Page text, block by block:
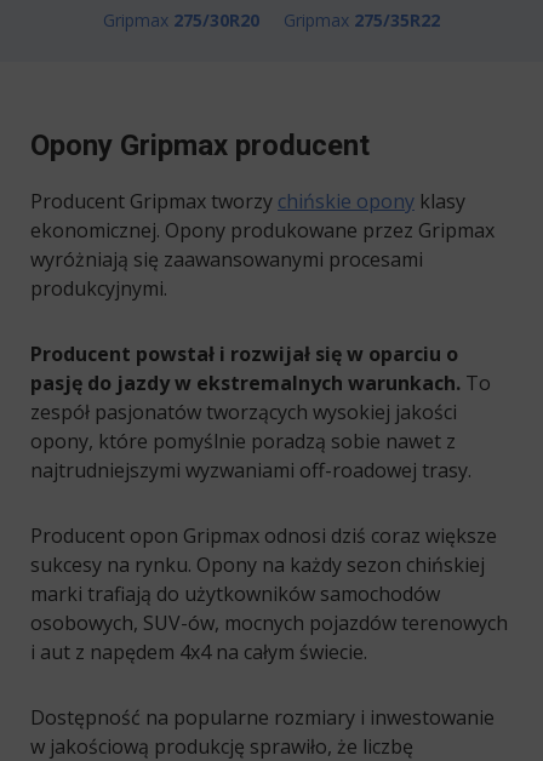
Gripmax 275/30R20 Gripmax 275/35R22
Opony Gripmax producent
Producent Gripmax tworzy chińskie opony klasy
ekonomicznej. Opony produkowane przez Gripmax
wyróżniają się zaawansowanymi procesami
produkcyjnymi.
Producent powstał i rozwijał się w oparciu o
pasję do jazdy w ekstremalnych warunkach. To
zespół pasjonatów tworzących wysokiej jakości
opony, które pomyślnie poradzą sobie nawet z
najtrudniejszymi wyzwaniami off-roadowej trasy.
Producent opon Gripmax odnosi dziś coraz większe
sukcesy na rynku. Opony na każdy sezon chińskiej
marki trafiają do użytkowników samochodów
osobowych, SUV-ów, mocnych pojazdów terenowych
i aut z napędem 4x4 na całym świecie.
Dostępność na popularne rozmiary i inwestowanie
w jakościową produkcję sprawiło, że liczbę